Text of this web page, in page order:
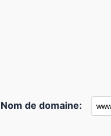
Nom de domaine: